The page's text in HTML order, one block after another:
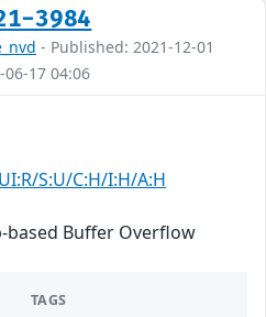
3984
- Published: 2021-12-01
17 04:06
S:U/C:H/I:H/A:H
based Buffer Overflow
TAGS